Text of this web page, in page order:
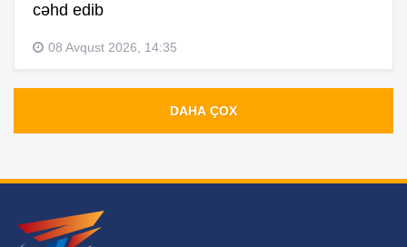
cəhd edib
08 Avqust 2026, 14:35
DAHA ÇOX